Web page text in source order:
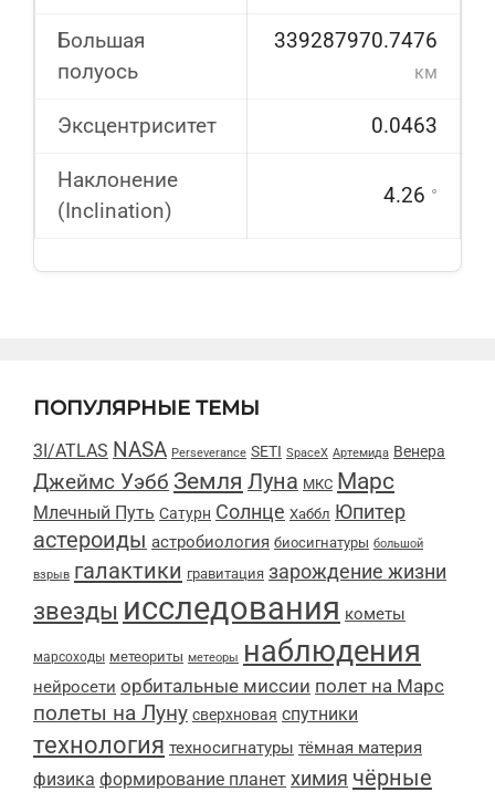
Большая
полуось
339287970.7476
км
Эксцентриситет 0.0463
Наклонение
(Inclination)
4.26 °
ПОПУЛЯРНЫЕ ТЕМЫ
3I/ATLAS NASA Perseverance SETI SpaceX Артемида Венера
Джеймс Уэбб Земля Луна МКС Марс
Млечный Путь Сатурн Солнце Хаббл Юпитер
астероиды астробиология биосигнатуры большой
взрыв галактики гравитация зарождение жизни
звезды исследования кометы
марсоходы метеориты метеоры наблюдения
нейросети орбитальные миссии полет на Марс
полеты на Луну сверхновая спутники
технология техносигнатуры тёмная материя
физика формирование планет химия чёрные